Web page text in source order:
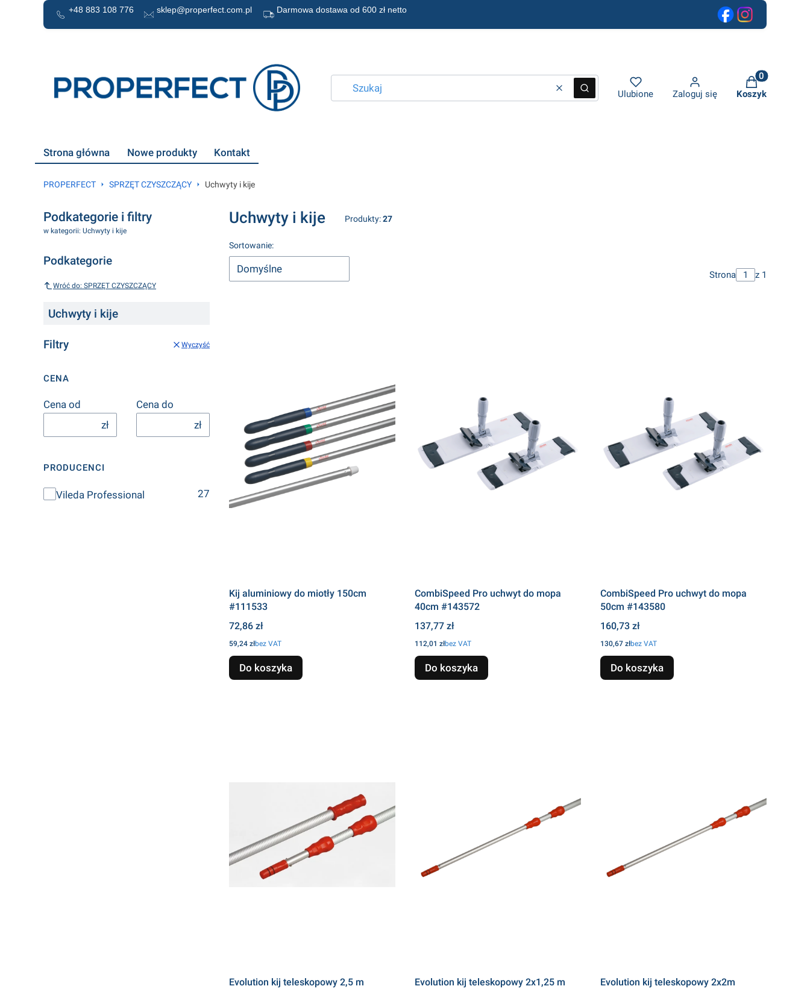
+48 883 108 776 sklep@properfect.com.pl Darmowa dostawa od 600 zł netto
WyczyśćSzukaj Ulubione Zaloguj się
Produkty w
Koszyk
Strona główna Nowe produkty Kontakt
PROPERFECT SPRZĘT CZYSZCZĄCY Uchwyty i kije
Podkategorie i filtry
w kategorii: Uchwyty i kije
Podkategorie
Wróć do: SPRZĘT CZYSZCZĄCY
Uchwyty i kije
Filtry Wyczyść
CENA
Cena od
zł
Cena do
zł
PRODUCENCI
Producenci
Vileda Professional 27
Uchwyty i kije Produkty:27
Lista produktów
Sortowanie:
Domyślne Strona z 1
Kij aluminiowy do miotły 150cm
#111533
Cena
72,86 zł
Cena
59,24 złbez VAT
Do koszyka
CombiSpeed Pro uchwyt do mopa
40cm #143572
Cena
137,77 zł
Cena
112,01 złbez VAT
Do koszyka
CombiSpeed Pro uchwyt do mopa
50cm #143580
Cena
160,73 zł
Cena
130,67 złbez VAT
Do koszyka
Evolution kij teleskopowy 2,5 m
Evolution kij teleskopowy 2x1,25 m Evolution kij teleskopowy 2x2m